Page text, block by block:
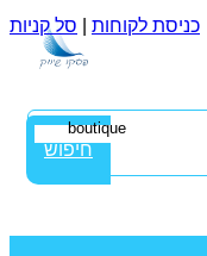
כניסת לקוחות סל קניות
חיפוש